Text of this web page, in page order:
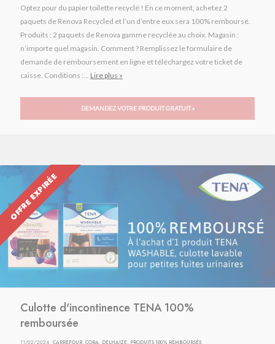
Optez pour du papier toilette recyclé ! En ce moment, achetez 2
paquets de Renova Recycled et l’un d’entre eux sera 100% remboursé.
Produits : 2 paquets de Renova gamme recyclée au choix. Magasin :
n’importe quel magasin. Comment ? Remplissez le formulaire de
demande de remboursement en ligne et téléchargez votre ticket de
caisse. Conditions :... Lire plus »
DEMANDEZ VOTRE PRODUIT GRATUIT »
OFFRE EXPIRÉE
Culotte d'incontinence TENA 100%
remboursée
11/02/2024 ·CARREFOUR, CORA, DELHAIZE, PRODUITS 100% REMBOURSÉS